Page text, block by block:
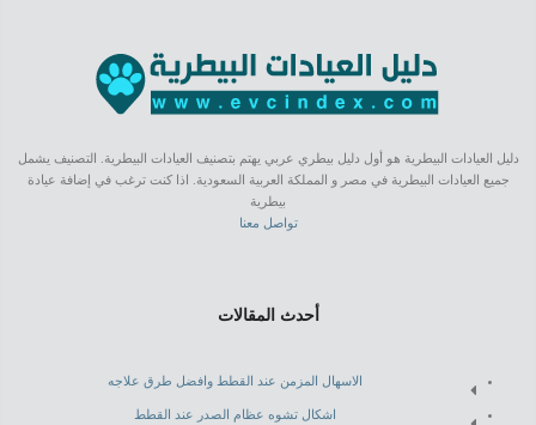
دليل العيادات البيطرية هو أول دليل بيطري عربي يهتم بتصنيف العيادات البيطرية. التصنيف يشمل
جميع العيادات البيطرية في مصر و المملكة العربية السعودية. اذا كنت ترغب في إضافة عيادة
بيطرية
تواصل معنا
أحدث المقالات
الاسهال المزمن عند القطط وافضل طرق علاجه
اشكال تشوه عظام الصدر عند القطط